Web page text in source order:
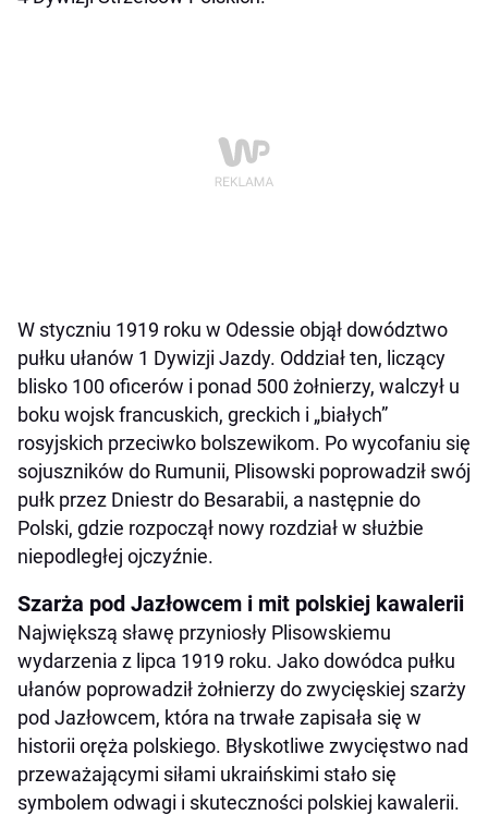
W styczniu 1919 roku w Odessie objął dowództwo
pułku ułanów 1 Dywizji Jazdy. Oddział ten, liczący
blisko 100 oficerów i ponad 500 żołnierzy, walczył u
boku wojsk francuskich, greckich i „białych”
rosyjskich przeciwko bolszewikom. Po wycofaniu się
sojuszników do Rumunii, Plisowski poprowadził swój
pułk przez Dniestr do Besarabii, a następnie do
Polski, gdzie rozpoczął nowy rozdział w służbie
niepodległej ojczyźnie.
Szarża pod Jazłowcem i mit polskiej kawalerii
Największą sławę przyniosły Plisowskiemu
wydarzenia z lipca 1919 roku. Jako dowódca pułku
ułanów poprowadził żołnierzy do zwycięskiej szarży
pod Jazłowcem, która na trwałe zapisała się w
historii oręża polskiego. Błyskotliwe zwycięstwo nad
przeważającymi siłami ukraińskimi stało się
symbolem odwagi i skuteczności polskiej kawalerii.